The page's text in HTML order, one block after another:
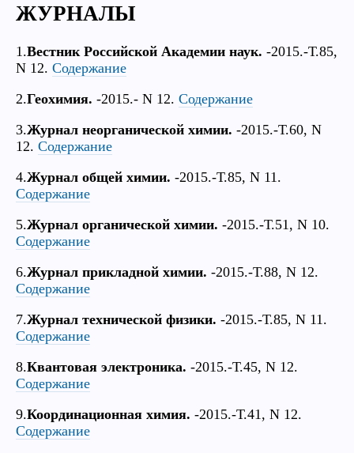
ЖУРНАЛЫ
1.Вестник Российской Академии наук. -2015.-Т.85,
N 12. Содержание
2.Геохимия. -2015.- N 12. Содержание
3.Журнал неорганической химии. -2015.-Т.60, N
12. Содержание
4.Журнал общей химии. -2015.-Т.85, N 11.
Содержание
5.Журнал органической химии. -2015.-Т.51, N 10.
Содержание
6.Журнал прикладной химии. -2015.-Т.88, N 12.
Содержание
7.Журнал технической физики. -2015.-Т.85, N 11.
Содержание
8.Квантовая электроника. -2015.-Т.45, N 12.
Содержание
9.Координационная химия. -2015.-Т.41, N 12.
Содержание